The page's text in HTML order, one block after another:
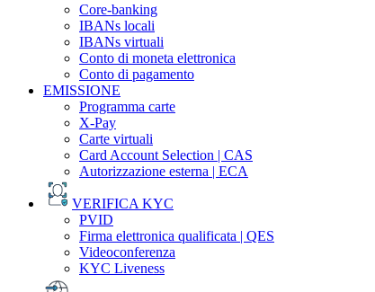
Core-banking
IBANs locali
IBANs virtuali
Conto di moneta elettronica
Conto di pagamento
EMISSIONE
Programma carte
X-Pay
Carte virtuali
Card Account Selection | CAS
Autorizzazione esterna | ECA
VERIFICA KYC
PVID
Firma elettronica qualificata | QES
Videoconferenza
KYC Liveness